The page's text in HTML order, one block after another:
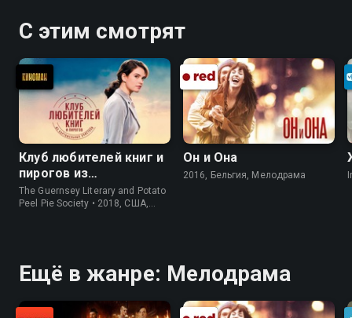
С этим смотрят
Клуб любителей книг и
пирогов из
картофельных
очистков
The Guernsey Literary and Potato
Peel Pie Society • 2018, США,
Он и Она
2016, Бельгия, Мелодрама
Ещё в жанре: Мелодрама